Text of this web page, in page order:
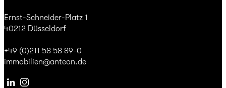
Ernst-Schneider-Platz 1
40212 Düsseldorf
+49 (0)211 58 58 89-0
immobilien@anteon.de
LinkedinInstagram